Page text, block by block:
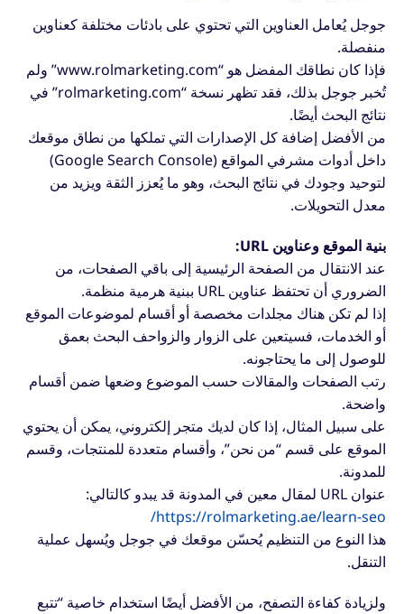
جوجل يُعامل العناوين التي تحتوي على بادئات مختلفة كعناوين
منفصلة.
فإذا كان نطاقك المفضل هو “www.rolmarketing.com” ولم
تُخبر جوجل بذلك، فقد تظهر نسخة “rolmarketing.com” في
نتائج البحث أيضًا.
من الأفضل إضافة كل الإصدارات التي تملكها من نطاق موقعك
داخل أدوات مشرفي المواقع (Google Search Console)
لتوحيد وجودك في نتائج البحث، وهو ما يُعزز الثقة ويزيد من
معدل التحويلات.
بنية الموقع وعناوين URL:
عند الانتقال من الصفحة الرئيسية إلى باقي الصفحات، من
الضروري أن تحتفظ عناوين URL ببنية هرمية منظمة.
إذا لم تكن هناك مجلدات مخصصة أو أقسام لموضوعات الموقع
أو الخدمات، فسيتعين على الزوار والزواحف البحث بعمق
للوصول إلى ما يحتاجونه.
رتب الصفحات والمقالات حسب الموضوع وضعها ضمن أقسام
واضحة.
على سبيل المثال، إذا كان لديك متجر إلكتروني، يمكن أن يحتوي
الموقع على قسم “من نحن”، وأقسام متعددة للمنتجات، وقسم
للمدونة.
عنوان URL لمقال معين في المدونة قد يبدو كالتالي:
https://rolmarketing.ae/learn-seo/
هذا النوع من التنظيم يُحسّن موقعك في جوجل ويُسهل عملية
التنقل.
ولزيادة كفاءة التصفح، من الأفضل أيضًا استخدام خاصية “تتبع